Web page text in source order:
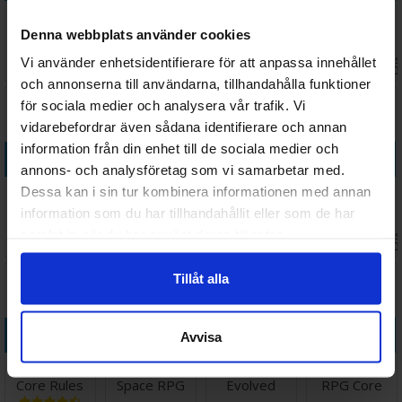
Denna webbplats använder cookies
Vi använder enhetsidentifierare för att anpassa innehållet
och annonserna till användarna, tillhandahålla funktioner
för sociala medier och analysera vår trafik. Vi
vidarebefordrar även sådana identifierare och annan
information från din enhet till de sociala medier och
annons- och analysföretag som vi samarbetar med.
Dessa kan i sin tur kombinera informationen med annan
information som du har tillhandahållit eller som de har
Tillåt alla
Avvisa
Missing RPG
215 SEK I lager:7
RPG
Core
Rulebook
538 SEKVäntas in:
2026-08-26
RPG
Starter Set
288 SEK I lager:1498 SEK2026-
Köp
Walking Dead
Universe RPG
Köp
Fallout RPG
Core
Köp
Lost at Sea
RPG
Köp
Rangers of
Shadow Deep
2026-
Alien RPG
Core Rules
Death In
Space RPG
Alien RPG
Evolved
Mörk Borg
RPG Core